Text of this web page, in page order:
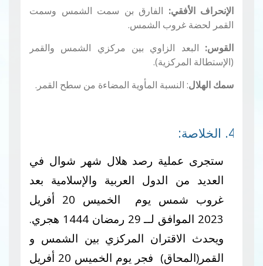
الإنحراف الأفقي: الفارق بن سمت الشمس وسمت
القمر لحضة غروب الشمس.
القوس: البعد الزاوي بين مركزي الشمس والقمر
(الإستطالة المركزية).
سمك الهلال: النسبة المأوية المضاءة من سطح القمر.
4. الخلاصة:
ستجرى عملية رصد هلال شهر شوال في
العديد من الدول العربية والإسلامية بعد
غروب شمس يوم الخميس 20 أفريل
2023 الموافق لــ 29 رمضان 1444 هجري.
ويحدث الاقتران المركزي بين الشمس و
القمر(المحاق) فجر يوم الخميس 20 أفريل